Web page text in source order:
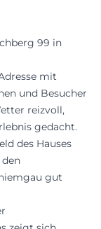
99 in
mit
und Besucher
reizvoll,
gedacht.
des Hauses
gut